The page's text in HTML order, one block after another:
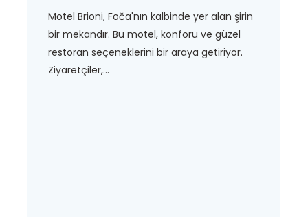
Motel Brioni, Foča'nın kalbinde yer alan şirin
bir mekandır. Bu motel, konforu ve güzel
restoran seçeneklerini bir araya getiriyor.
Ziyaretçiler,...